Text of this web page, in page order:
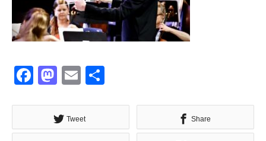
Facebook
Mastodon
Email
Tweet Share